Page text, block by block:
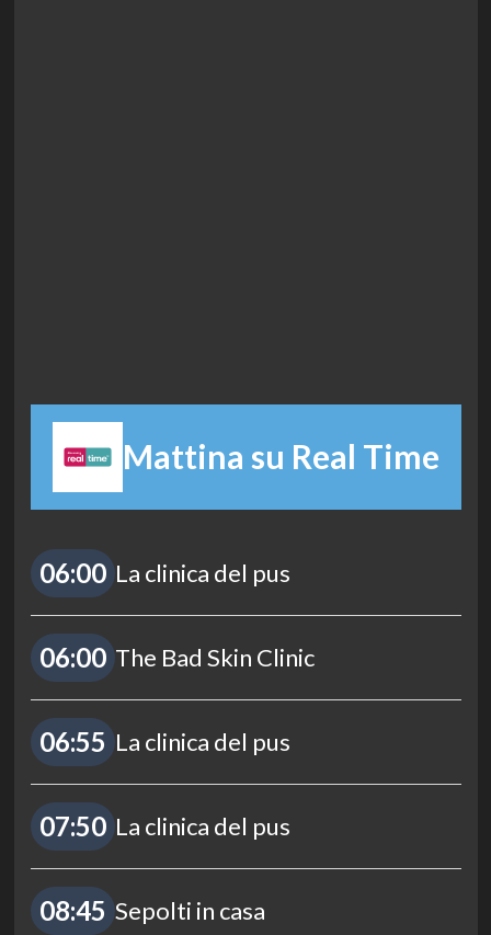
Mattina su Real Time
06:00 La clinica del pus
06:00 The Bad Skin Clinic
06:55 La clinica del pus
07:50 La clinica del pus
08:45 Sepolti in casa